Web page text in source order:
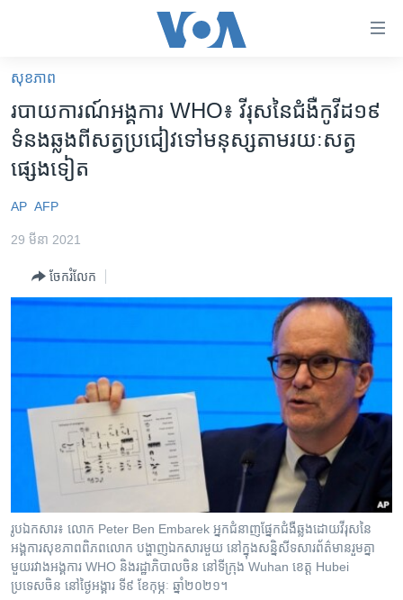
គេហទំព័រ​
ទាក់ទង
រំលង​
និង​
ចូល​
ទំព័រ​
ព័ត៌មាន​​
រំលង​
ចូល​
រចនា
សម្ព័ន្ធ​
ទៅ​
កាន់​
ទំព័រ​
ស្វែង​
អន្តរជាតិ
អាមេរិក
ព្រឹត្តិការណ៍ព័ត៌មាន
កម្មវិធីទាំងអស់
Khmer English
បណ្តាញ​សង្គម
ភាសា
សុខភាព
របាយការណ៍អង្គការ WHO៖ វីរុស​នៃ​ជំងឺ​កូវីដ១៩
ទំនង​ឆ្លងពី​សត្វ​ប្រជៀវ​ទៅ​មនុស្ស​តាម​រយៈ​សត្វ​
ផ្សេងទៀត
AP AFP
29 មីនា 2021
ចែករំលែក
រូបឯកសារ៖ លោក Peter Ben Embarek អ្នក​ជំនាញ​ផ្នែក​ជំងឺ​ឆ្លង​ដោយ​វីរុស​នៃ​
អង្គការ​សុខភាព​ពិភព​លោក​ បង្ហាញឯកសារមួយ នៅក្នុងសន្និសីទសារព័ត៌មានរួមគ្នា
មួយរវាងអង្គការ WHO និងរដ្ឋាភិបាលចិន នៅទីក្រុង Wuhan ខេត្ត Hubei
ប្រទេសចិន នៅថ្ងៃអង្គារ ទី៩ ខែកុម្ភៈ ឆ្នាំ២០២១។